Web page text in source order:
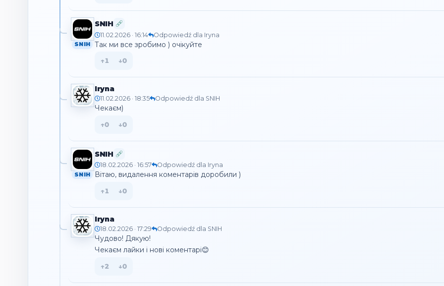
SNIH
SNIH
11.02.2026 · 16:14 Odpowiedź dla Iryna
Так ми все зробимо ) очікуйте
↑1 ↓0
Iryna
11.02.2026 · 18:35 Odpowiedź dla SNIH
Чекаєм)
↑0 ↓0
SNIH
SNIH
18.02.2026 · 16:57 Odpowiedź dla Iryna
Вітаю, видалення коментарів доробили )
↑1 ↓0
Iryna
18.02.2026 · 17:29 Odpowiedź dla SNIH
Чудово! Дякую!
Чекаєм лайки і нові коментарі😊
↑2 ↓0